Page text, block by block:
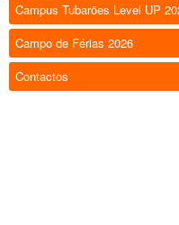
Campus Tubarões Level UP
Campo de Férias 2026
Contactos